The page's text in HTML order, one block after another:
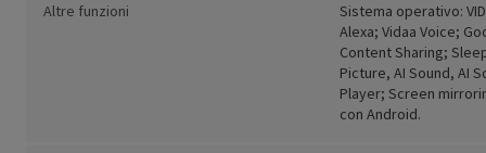
Altre funzioni
Sistema operativo:
Alexa; Vidaa Voice;
Content Sharing;
Picture, AI Sound, AI
Player; Screen
con Android.